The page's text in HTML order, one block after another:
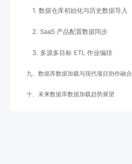
1. 数据仓库初始化与历史数据导入
2. SaaS 产品配置数据同步
3. 多源多目标 ETL 作业编排
九、数据库数据加载与现代项目协作融合
十、未来数据库数据加载趋势展望